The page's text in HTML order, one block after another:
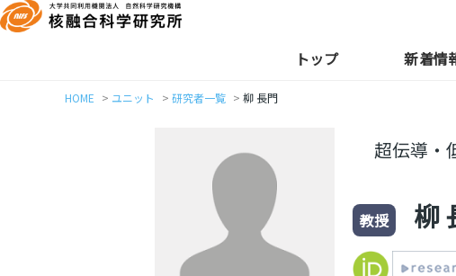
トップ 新着情
HOME ユニット 研究者一覧 柳 長門
超伝導・
教授 柳